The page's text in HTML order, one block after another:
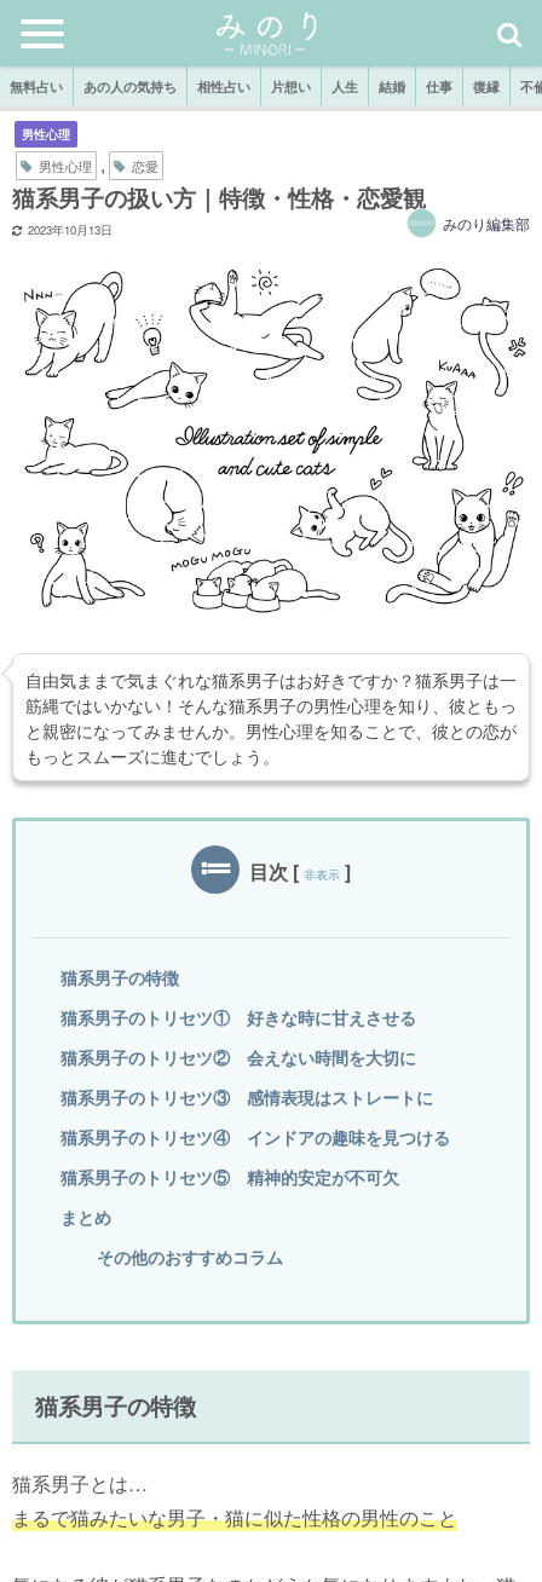
無料占い あの人の気持ち 相性占い 片想い 人生 結婚 仕事 復縁 不
男性心理
男性心理 , 恋愛
猫系男子の扱い方｜特徴・性格・恋愛観
2023年10月13日 みのり編集部
自由気ままで気まぐれな猫系男子はお好きですか？猫系男子は一
筋縄ではいかない！そんな猫系男子の男性心理を知り、彼ともっ
と親密になってみませんか。男性心理を知ることで、彼との恋が
もっとスムーズに進むでしょう。
目次 [ 非表示 ]
猫系男子の特徴
猫系男子のトリセツ① 好きな時に甘えさせる
猫系男子のトリセツ② 会えない時間を大切に
猫系男子のトリセツ③ 感情表現はストレートに
猫系男子のトリセツ④ インドアの趣味を見つける
猫系男子のトリセツ⑤ 精神的安定が不可欠
まとめ
その他のおすすめコラム
猫系男子の特徴
猫系男子とは…
まるで猫みたいな男子・猫に似た性格の男性のこと